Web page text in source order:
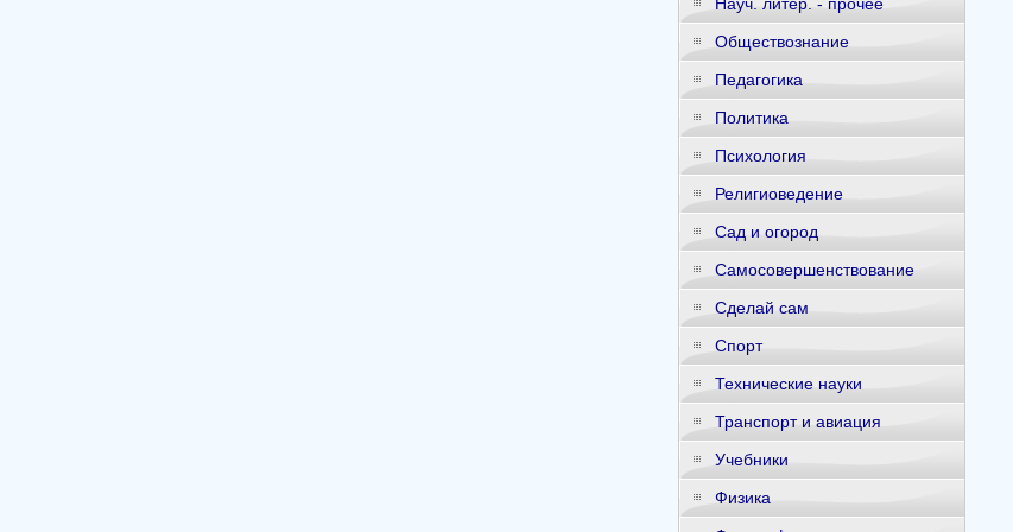
Обществознание
Педагогика
Политика
Психология
Религиоведение
Сад и огород
Самосовершенствование
Сделай сам
Спорт
Технические науки
Транспорт и авиация
Учебники
Физика